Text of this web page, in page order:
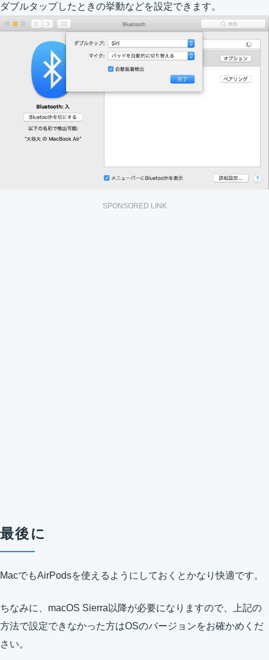
ダブルタップしたときの挙動などを設定できます。
SPONSORED LINK
最後に
MacでもAirPodsを使えるようにしておくとかなり快適です。
ちなみに、macOS Sierra以降が必要になりますので、上記の
方法で設定できなかった方はOSのバージョンをお確かめくだ
さい。